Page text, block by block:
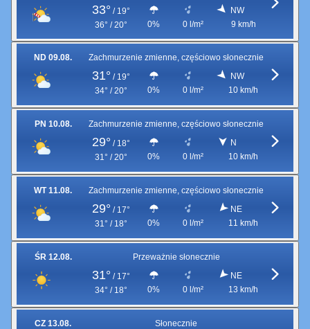
33° / 19°
36° / 20°
0% 0 l/m²
NW
9 km/h
ND 09.08. Zachmurzenie zmienne, częściowo słonecznie
31° / 19°
34° / 20°
0% 0 l/m²
NW
10 km/h
PN 10.08. Zachmurzenie zmienne, częściowo słonecznie
29° / 18°
31° / 20°
0% 0 l/m²
N
10 km/h
WT 11.08. Zachmurzenie zmienne, częściowo słonecznie
29° / 17°
31° / 18°
0% 0 l/m²
NE
11 km/h
ŚR 12.08. Przeważnie słonecznie
31° / 17°
34° / 18°
0% 0 l/m²
NE
13 km/h
CZ 13.08. Słonecznie